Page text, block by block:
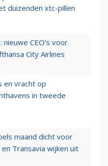
duizenden xtc-pillen
nieuwe CEO’s voor
City Airlines
en vracht op
in tweede
maand dicht voor
Transavia wijken uit